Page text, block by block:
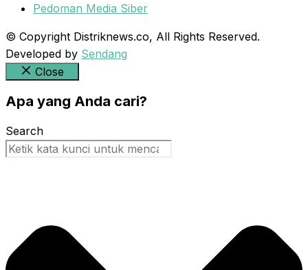
Pedoman Media Siber
© Copyright Distriknews.co, All Rights Reserved.
Developed by Sendang
Close
Apa yang Anda cari?
Search